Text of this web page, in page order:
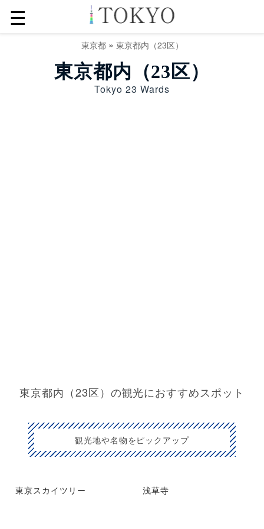
☰
東京都» 東京都内（23区）
東京都内（23区）
Tokyo 23 Wards
東京都内（23区）の観光におすすめスポット
観光地や名物をピックアップ
東京スカイツリー 浅草寺